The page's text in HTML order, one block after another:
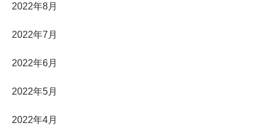
2022年8月
2022年7月
2022年6月
2022年5月
2022年4月